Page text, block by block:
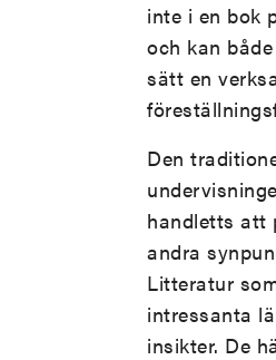
inte i en bok
och kan
sätt en
Den
handletts att
andra
Litteratur
intressanta
insikter. De